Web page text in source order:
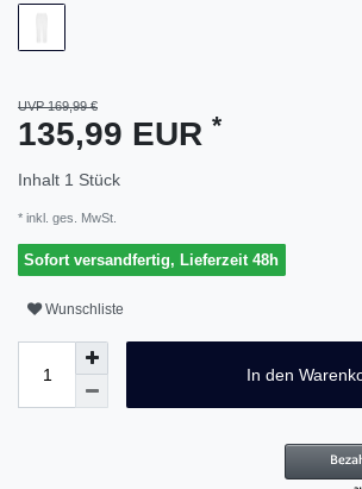
UVP 169,99 €
135,99 EUR *
Inhalt 1 Stück
* inkl. ges. MwSt.
Sofort versandfertig, Lieferzeit 48h
Wunschliste
In den